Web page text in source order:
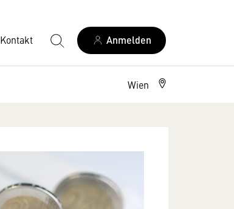
Kontakt Anmelden
Wien